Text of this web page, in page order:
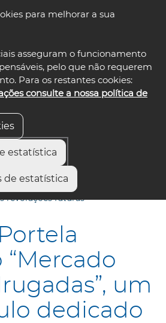
para melhorar a sua
asseguram o funcionamento
pelo que não requerem
Para os restantes cookies:
consulte a nossa política de
estatística
de estatística
select language
“Mercado das Madrugadas”, um
revoluções futuras
um
dedicado